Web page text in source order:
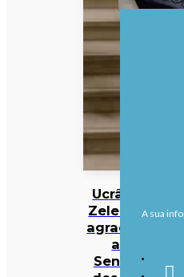
Ucrânia:
Zelensky
agradece
ao
Senado
A sua